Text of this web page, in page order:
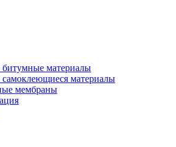
материалы
материалы
мембраны